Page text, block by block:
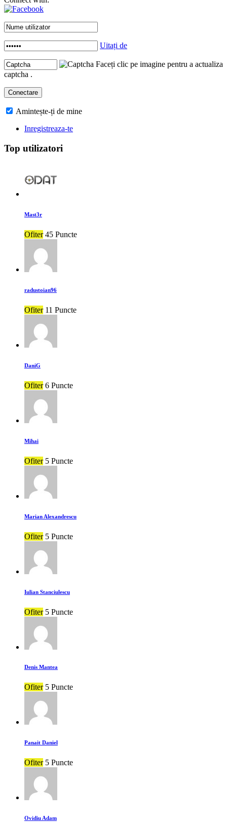
Uitați de
Faceți clic pe imagine pentru a actualiza
captcha .
Amintește-ți de mine
Inregistreaza-te
Top utilizatori
Mast3r
Ofiter 45 Puncte
radustoian96
Ofiter 11 Puncte
DaniG
Ofiter 6 Puncte
Mihai
Ofiter 5 Puncte
Marian Alexandrescu
Ofiter 5 Puncte
Iulian Stanciulescu
Ofiter 5 Puncte
Denis Mantea
Ofiter 5 Puncte
Panait Daniel
Ofiter 5 Puncte
Ovidiu Adam